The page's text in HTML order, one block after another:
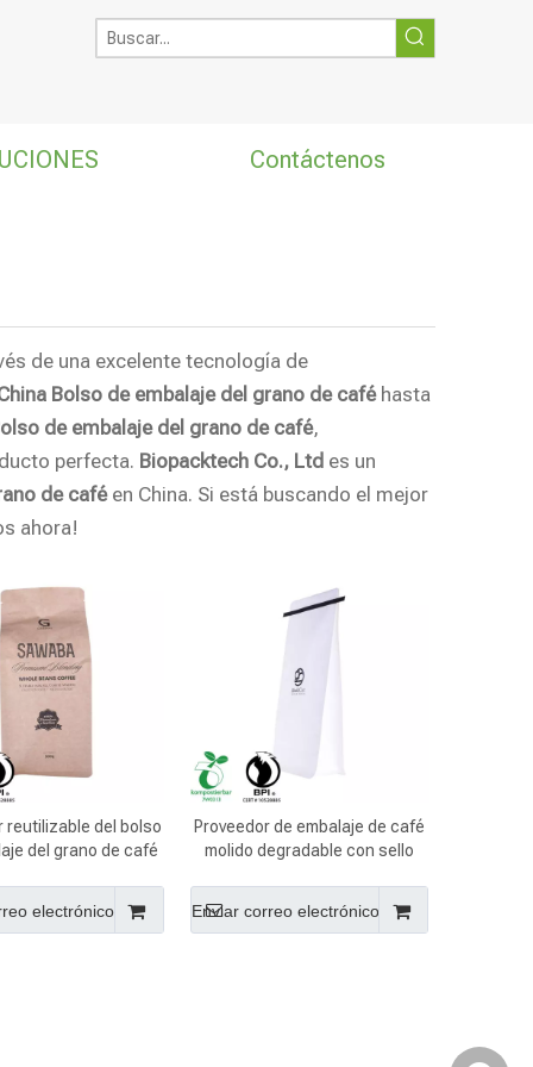
Contáctenos
de una excelente tecnología de
Bolso de embalaje del grano de caféhasta
de embalaje del grano de café,
perfecta. Biopacktech Co., Ltd es un
de caféen China. Si está buscando el mejor
ahora!
reutilizable del bolso
del grano de café
electrónico
Proveedor de embalaje de café
molido degradable con sello
Enviar correo electrónico